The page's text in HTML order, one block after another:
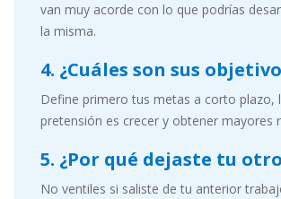
van muy acorde con lo que podrías
la misma.
4. ¿Cuáles son sus
Define primero tus metas a corto plazo,
pretensión es crecer y obtener mayores
5. ¿Por qué dejaste tu
No ventiles si saliste de tu anterior